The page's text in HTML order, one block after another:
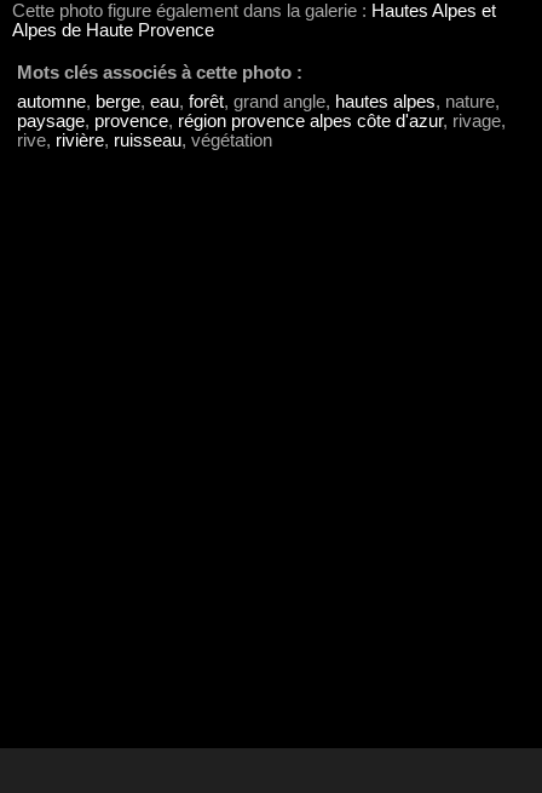
Cette photo figure également dans la galerie : Hautes Alpes et
Alpes de Haute Provence
Mots clés associés à cette photo :
automne, berge, eau, forêt, grand angle, hautes alpes, nature,
paysage, provence, région provence alpes côte d'azur, rivage,
rive, rivière, ruisseau, végétation